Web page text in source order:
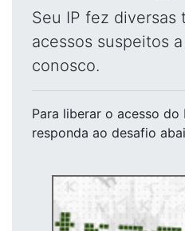
Seu IP fez diversas
acessos suspeitos
conosco.
Para liberar o acesso do
responda ao desafio